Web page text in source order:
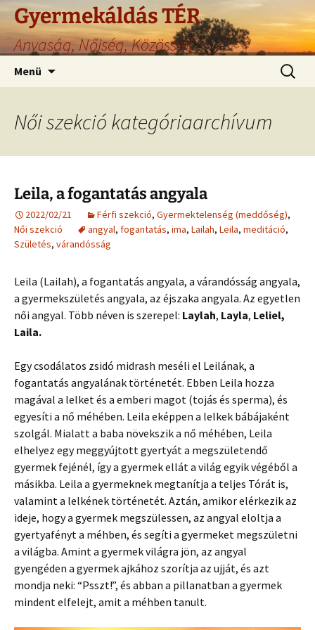
Gyermekáldás TÉR
Anyaság, Nőiség, Közösség
Menü
Női szekció kategóriaarchívum
Leila, a fogantatás angyala
2022/02/21 Férfi szekció, Gyermektelenség (meddőség),
Női szekció
angyal, fogantatás, ima, Lailah, Leila, meditáció,
Születés, várandósság
Leila (Lailah), a fogantatás angyala, a várandósság angyala,
a gyermekszületés angyala, az éjszaka angyala. Az egyetlen
női angyal. Több néven is szerepel: Laylah, Layla, Leliel,
Laila.
Egy csodálatos zsidó midrash meséli el Leilának, a
fogantatás angyalának történetét. Ebben Leila hozza
magával a lelket és a emberi magot (tojás és sperma), és
egyesíti a nő méhében. Leila eképpen a lelkek bábájaként
szolgál. Mialatt a baba növekszik a nő méhében, Leila
elhelyez egy meggyújtott gyertyát a megszületendő
gyermek fejénél, így a gyermek ellát a világ egyik végéből a
másikba. Leila a gyermeknek megtanítja a teljes Tórát is,
valamint a lelkének történetét. Aztán, amikor elérkezik az
ideje, hogy a gyermek megszülessen, az angyal eloltja a
gyertyafényt a méhben, és segíti a gyermeket megszületni
a világba. Amint a gyermek világra jön, az angyal
gyengéden a gyermek ajkához szorítja az ujját, és azt
mondja neki: “Psszt!”, és abban a pillanatban a gyermek
mindent elfelejt, amit a méhben tanult.